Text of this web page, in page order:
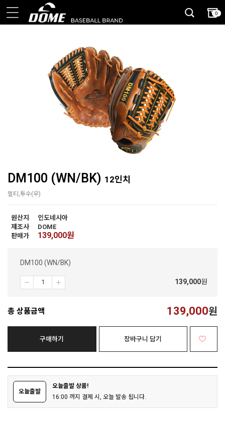
0
DM100 (WN/BK) 12인치
멀티,투수(우)
원산지
인도네시아
제조사
DOME
판매가
139,000원
DM100 (WN/BK)
139,000원
총 상품금액 139,000원
구매하기 장바구니 담기
오늘출발
오늘출발 상품!
16:00 까지 결제 시, 오늘 발송 됩니다.